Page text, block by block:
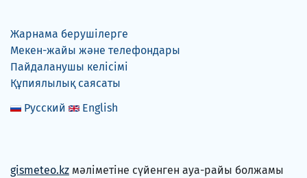
Жарнама берушілерге
Мекен-жайы және телефондары
Пайдаланушы келісімі
Құпиялылық саясаты
Русский
English
gismeteo.kz мәліметіне сүйенген ауа-райы болжамы